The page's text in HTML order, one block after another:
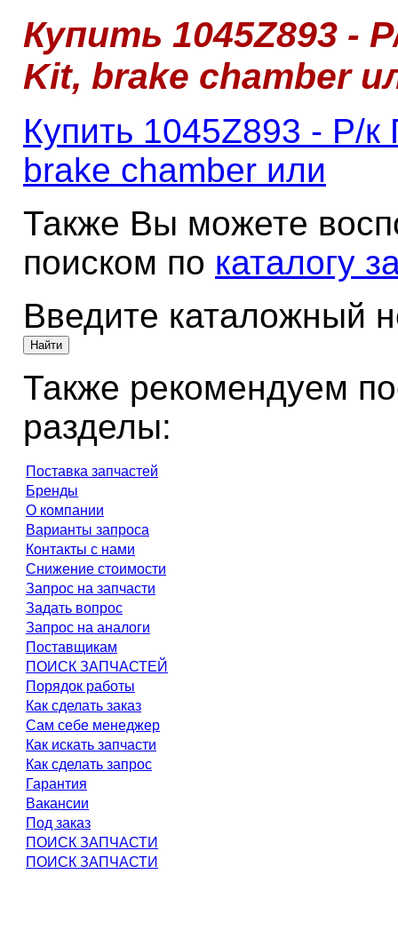
Купить 1045Z893 -
Kit, brake chamber
Купить 1045Z893 - Р/
brake chamber или
Также Вы можете
поиском по каталогу
Введите каталожный
Также рекомендуем
разделы:
Поставка запчастей
Бренды
О компании
Варианты запроса
Контакты с нами
Снижение стоимости
Запрос на запчасти
Задать вопрос
Запрос на аналоги
Поставщикам
ПОИСК ЗАПЧАСТЕЙ
Порядок работы
Как сделать заказ
Сам себе менеджер
Как искать запчасти
Как сделать запрос
Гарантия
Вакансии
Под заказ
ПОИСК ЗАПЧАСТИ
ПОИСК ЗАПЧАСТИ